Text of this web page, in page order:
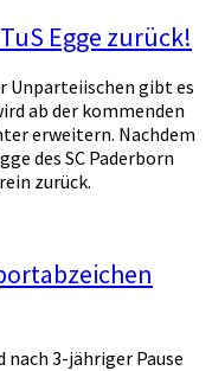
Egge zurück!
Unparteiischen gibt es
ab der kommenden
erweitern. Nachdem
des SC Paderborn
zurück.
nach 3-jähriger Pause